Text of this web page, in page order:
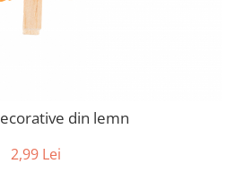
din lemn
2,99 Lei